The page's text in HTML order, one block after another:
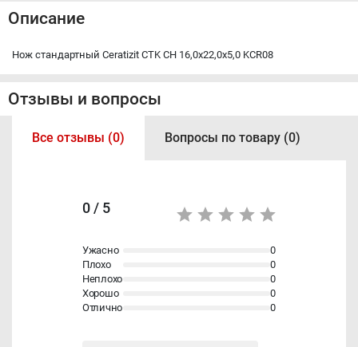
Описание
Нож стандартный Ceratizit CTK CH 16,0x22,0x5,0 KCR08
Отзывы и вопросы
Все отзывы (0) Вопросы по товару (0)
0 / 5
Ужасно
0
Плохо
0
Неплохо
0
Хорошо
0
Отлично
0